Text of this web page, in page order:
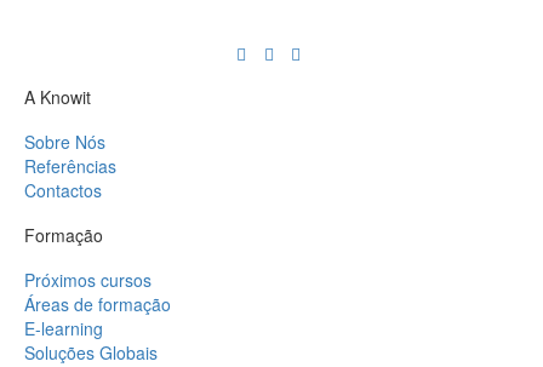
A Knowit
Sobre Nós
Referências
Contactos
Formação
Próximos cursos
Áreas de formação
E-learning
Soluções Globais